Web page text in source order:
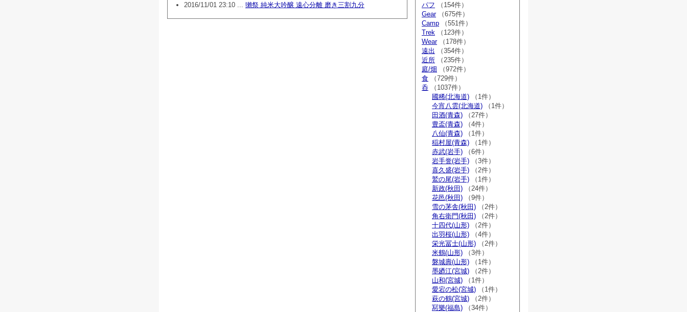
2016/11/01 23:10 ... 獺祭 純米大吟醸 遠心分離 磨き三割九分
パフ （154件）
Gear（675件）
Camp （551件）
Trek （123件）
Wear（178件）
遠出
（354件）
近所 （235件）
庭/畑 （972件）
食 （729件）
呑 （1037件）
國稀(北海道) （1件）
今宵八雲(北海道) （1件）
田酒(青森) （27件）
豊盃(青森) （4件）
八仙(青森) （1件）
稲村屋(青森) （1件）
赤武(岩手) （6件）
岩手誉(岩手) （3件）
喜久盛(岩手) （2件）
鷲の尾(岩手) （1件）
新政(秋田) （24件）
花邑(秋田) （9件）
雪の茅舎(秋田) （2件）
角右衛門(秋田) （2件）
十四代(山形) （2件）
出羽桜(山形) （4件）
栄光冨士(山形) （2件）
米鶴(山形) （3件）
磐城壽(山形) （1件）
墨廼江(宮城) （2件）
山和(宮城) （1件）
愛宕の松(宮城) （1件）
萩の鶴(宮城) （2件）
冩樂(福島) （34件）